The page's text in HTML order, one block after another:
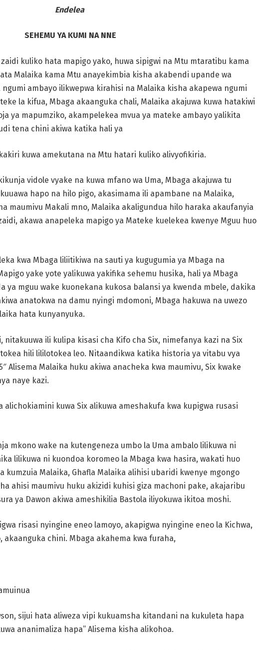
Endelea
SEHEMU YA KUMI NA NNE
kuliko hata mapigo yako, huwa sipigwi na Mtu mtaratibu kama
Malaika kama Mtu anayekimbia kisha akabendi upande wa
ambayo ilikwepwa kirahisi na Malaika kisha akapewa ngumi
la kifua, Mbaga akaanguka chali, Malaika akajuwa kuwa hatakiwi
ya mapumziko, akampelekea mvua ya mateke ambayo yalikita
tena chini akiwa katika hali ya
kuwa amekutana na Mtu hatari kuliko alivyofikiria.
vidole vyake na kuwa mfano wa Uma, Mbaga akajuwa tu
kuuawa hapo na hilo pigo, akasimama ili apambane na Malaika,
maumivu Makali mno, Malaika akaligundua hilo haraka akaufanyia
akawa anapeleka mapigo ya Mateke kuelekea kwenye Mguu huo
kwa Mbaga liliitikiwa na sauti ya kugugumia ya Mbaga na
yake yote yalikuwa yakifika sehemu husika, hali ya Mbaga
ya mguu wake kuonekana kukosa balansi ya kwenda mbele, dakika
anatokwa na damu nyingi mdomoni, Mbaga hakuwa na uwezo
hata kunyanyuka.
nitakuuwa ili kulipa kisasi cha Kifo cha Six, nimefanya kazi na Six
hili lililotokea leo. Nitaandikwa katika historia ya vitabu vya
Alisema Malaika huku akiwa anacheka kwa maumivu, Six kwake
naye kazi.
alichokiamini kuwa Six alikuwa ameshakufa kwa kupigwa rusasi
mkono wake na kutengeneza umbo la Uma ambalo lilikuwa ni
lilikuwa ni kuondoa koromeo la Mbaga kwa hasira, wakati huo
kumzuia Malaika, Ghafla Malaika alihisi ubaridi kwenye mgongo
ahisi maumivu huku akizidi kuhisi giza machoni pake, akajaribu
ya Dawon akiwa ameshikilia Bastola iliyokuwa ikitoa moshi.
risasi nyingine eneo lamoyo, akapigwa nyingine eneo la Kichwa,
akaanguka chini. Mbaga akahema kwa furaha,
sijui hata aliweza vipi kukuamsha kitandani na kukuleta hapa
ananimaliza hapa” Alisema kisha alikohoa.